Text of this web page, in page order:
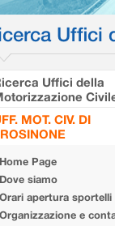
Uffici
Uffici della
MOT. CIV. DI
Home Page
Dove siamo
Orari apertura sportelli
Organizzazione e